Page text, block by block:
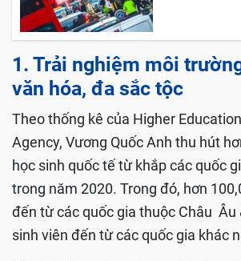
1. Trải nghiệm môi
văn hóa, đa sắc tộc
Theo thống kê của Higher
Agency, Vương Quốc Anh thu hút
học sinh quốc tế từ khắp các quốc
trong năm 2020. Trong đó, hơn
đến từ các quốc gia thuộc Châu Âu
sinh viên đến từ các quốc gia khác